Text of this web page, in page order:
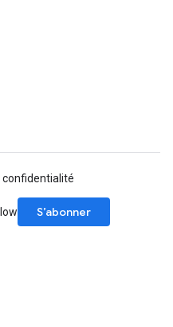
confidentialité
S’abonner